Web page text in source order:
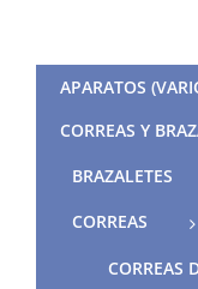
APARATOS
CORREAS Y
BRAZALETES
CORREAS
CORREAS